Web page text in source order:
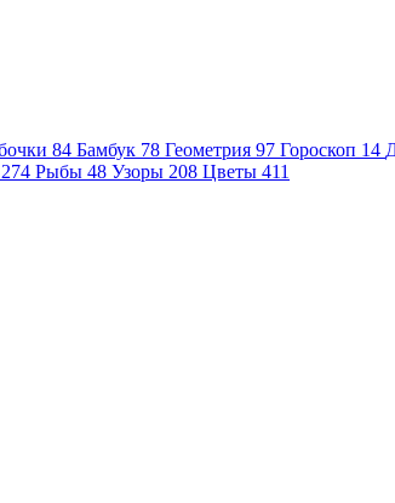
84 Бамбук 78 Геометрия 97 Гороскоп 14
274 Рыбы 48 Узоры 208 Цветы 411